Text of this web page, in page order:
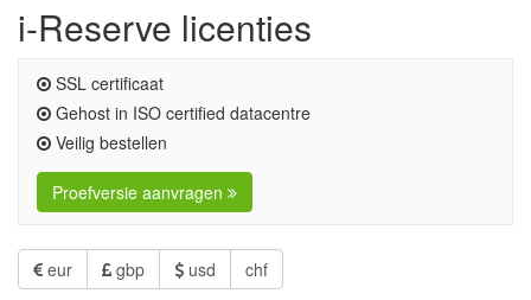
i-Reserve licenties
SSL certificaat
Gehost in ISO certified datacentre
Veilig bestellen
Proefversie aanvragen
eur gbp usd chf